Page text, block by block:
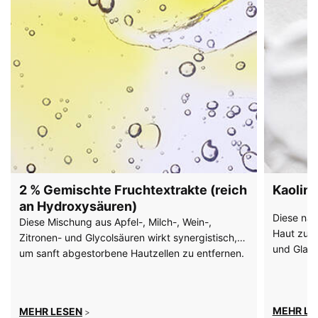
2 % Gemischte Fruchtextrakte (reich
an Hydroxysäuren)
Diese Mischung aus Apfel-, Milch-, Wein-,
Zitronen- und Glycolsäuren wirkt synergistisch,
um sanft abgestorbene Hautzellen zu entfernen.
MEHR LESEN >
Diese
Haut zu
und
MEHR